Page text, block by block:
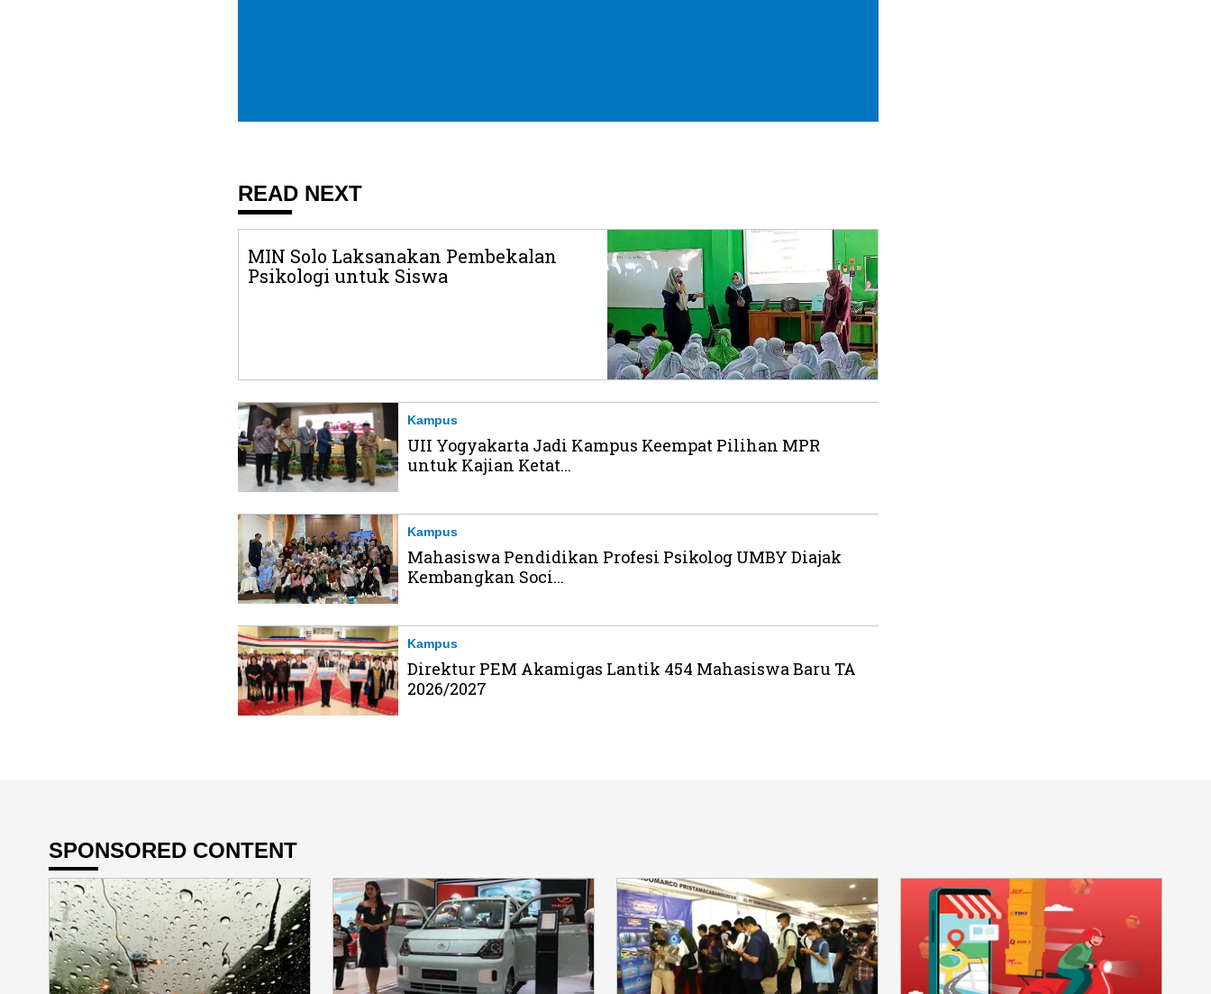
READ NEXT
MIN Solo Laksanakan Pembekalan
Psikologi untuk Siswa
Kampus
UII Yogyakarta Jadi Kampus Keempat Pilihan MPR
untuk Kajian Ketat...
Kampus
Mahasiswa Pendidikan Profesi Psikolog UMBY Diajak
Kembangkan Soci...
Kampus
Direktur PEM Akamigas Lantik 454 Mahasiswa Baru TA
2026/2027
SPONSORED CONTENT